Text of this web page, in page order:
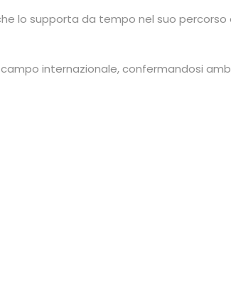
lo supporta da tempo nel suo
internazionale, confermandosi